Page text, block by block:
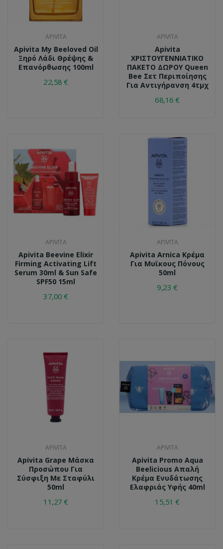
APIVITA
Apivita My Beeloved Oil
Ξηρό Λάδι Θρέψης &
Επανόρθωσης 100ml
22,58 €
APIVITA
Apivita
ΧΡΙΣΤΟΥΓΕΝΝΙΑΤΙΚΟ
ΠΑΚΕΤΟ ΔΩΡΟΥ Queen
Bee Σετ Περιποίησης
Για Αντιγήρανση 4τμχ
68,16 €
APIVITA
Apivita Beevine Elixir
Firming Activating Lift
Serum 30ml & Sun Safe
SPF50 15ml
37,00 €
APIVITA
Apivita Arnica Κρέμα
Για Μυϊκους Πόνους
50ml
9,23 €
APIVITA
Apivita Grape Μάσκα
Προσώπου Για
Σύσφιξη Με Σταφύλι
50ml
11,27 €
APIVITA
Apivita Promo Aqua
Beelicious Απαλή
Κρέμα Ενυδάτωσης
Ελαφριάς Υφής 40ml
15,51 €